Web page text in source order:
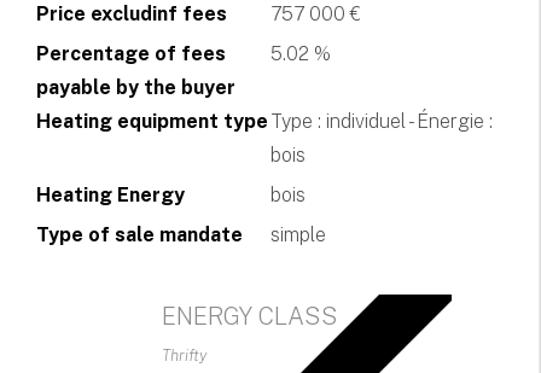
Price excludinf fees
757 000 €
Percentage of fees
payable by the buyer
5.02 %
Heating equipment type Type : individuel - Énergie :
bois
Heating Energy
bois
Type of sale mandate
simple
ENERGY CLASS
Thrifty